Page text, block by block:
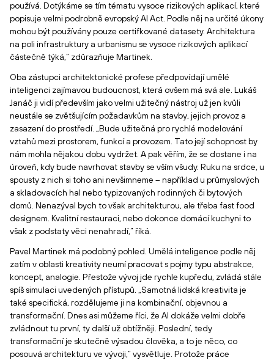
používá. Dotýkáme se tím tématu vysoce rizikových aplikací, které
popisuje velmi podrobně evropský AI Act. Podle něj na určité úkony
mohou být používány pouze certifkované datasety. Architektura
na poli infrastruktury a urbanismu se vysoce rizikových aplikací
částečně týká,“ zdůrazňuje Martinek.
Oba zástupci architektonické profese předpovídají umělé
inteligenci zajímavou budoucnost, která ovšem má svá ale. Lukáš
Janáč ji vidí především jako velmi užitečný nástroj už jen kvůli
neustále se zvětšujícím požadavkům na stavby, jejich provoz a
zasazení do prostředí. „Bude užitečná pro rychlé modelování
vztahů mezi prostorem, funkcí a provozem. Tato její schopnost by
nám mohla nějakou dobu vydržet. A pak věřím, že se dostane i na
úroveň, kdy bude navrhovat stavby se vším všudy. Ruku na srdce, u
spousty z nich si toho ani nevšimneme – například u průmyslových
a skladovacích hal nebo typizovaných rodinných či bytových
domů. Nenazýval bych to však architekturou, ale třeba fast food
designem. Kvalitní restauraci, nebo dokonce domácí kuchyni to
však z podstaty věci nenahradí,“ říká.
Pavel Martinek má podobný pohled. Umělá inteligence podle něj
zatím v oblasti kreativity neumí pracovat s pojmy typu abstrakce,
koncept, analogie. Přestože vývoj jde rychle kupředu, zvládá stále
spíš simulaci uvedených přístupů. „Samotná lidská kreativita je
také specifická, rozdělujeme ji na kombinační, objevnou a
transformační. Dnes asi můžeme říci, že AI dokáže velmi dobře
zvládnout tu první, ty další už obtížněji. Poslední, tedy
transformační je skutečně výsadou člověka, a to je něco, co
posouvá architekturu ve vývoji,“ vysvětluje. Protože práce